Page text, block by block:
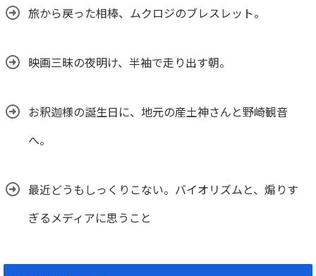
旅から戻った相棒、ムクロジのブレスレット。
映画三昧の夜明け、半袖で走り出す朝。
お釈迦様の誕生日に、地元の産土神さんと野崎観音
へ。
最近どうもしっくりこない。バイオリズムと、煽りす
ぎるメディアに思うこと